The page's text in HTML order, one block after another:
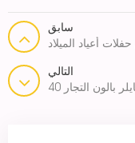
سابق
التالي
بالون التجار